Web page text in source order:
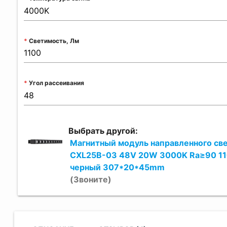
Светимость, Лм
Угол рассеивания
Выбрать другой:
Магнитный модуль направленного
CXL25B-03 48V 20W 3000K Ra≥90
черный 307*20*45mm
(Звоните)